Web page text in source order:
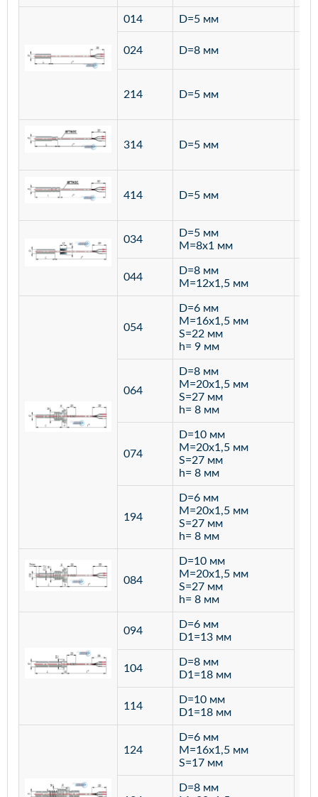
014 D=5 мм
024 D=8 мм
214 D=5 мм
314 D=5 мм
414 D=5 мм
034
D=5 мм
M=8х1 мм
044
D=8 мм
M=12х1,5 мм
054
D=6 мм
M=16х1,5 мм
S=22 мм
h= 9 мм
064
D=8 мм
M=20х1,5 мм
S=27 мм
h= 8 мм
074
D=10 мм
M=20х1,5 мм
S=27 мм
h= 8 мм
194
D=6 мм
M=20х1,5 мм
S=27 мм
h= 8 мм
084
D=10 мм
M=20х1,5 мм
S=27 мм
h= 8 мм
094
D=6 мм
D1=13 мм
104
D=8 мм
D1=18 мм
114
D=10 мм
D1=18 мм
124
D=6 мм
M=16х1,5 мм
S=17 мм
D=8 мм